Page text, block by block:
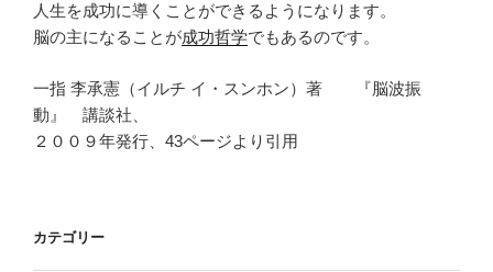
人生を成功に導くことができるようになります。
脳の主になることが成功哲学でもあるのです。
一指 李承憲（イルチ イ・スンホン）著 『脳波振
動』 講談社、
２００９年発行、43ページより引用
カテゴリー